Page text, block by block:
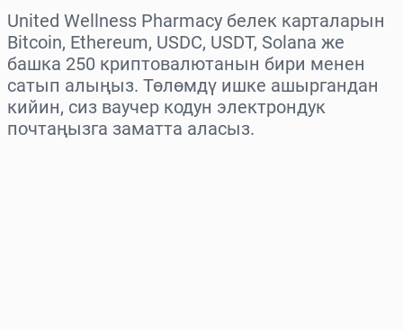
United Wellness Pharmacy белек карталарын
Bitcoin, Ethereum, USDC, USDT, Solana же
башка 250 криптовалютанын бири менен
сатып алыңыз. Төлөмдү ишке ашыргандан
кийин, сиз ваучер кодун электрондук
почтаңызга заматта аласыз.